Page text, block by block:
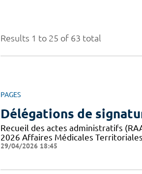
Results 1 to 25 of 63 total
PAGES
Délégations de
Recueil des actes administratifs
2026 Affaires Médicales
29/04/2026 18:45